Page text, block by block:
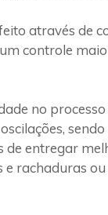
através de
controle
no processo
de entregar
rachaduras